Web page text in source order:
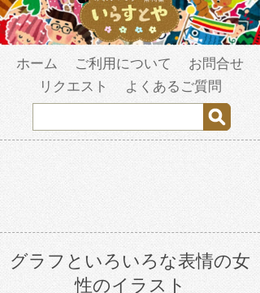
ホーム ご利用について
お問合せ
リクエスト
よくあるご質問
グラフといろいろな表情の女
性のイラスト